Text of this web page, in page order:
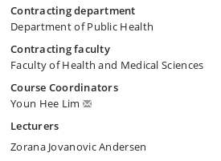
Contracting department
Department of Public Health
Contracting faculty
Faculty of Health and Medical Sciences
Course Coordinators
Youn Hee Lim
Lecturers
Zorana Jovanovic Andersen